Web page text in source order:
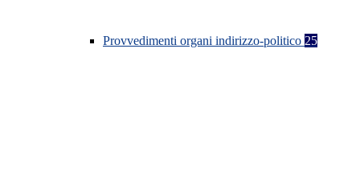
Provvedimenti organi indirizzo-politico 25